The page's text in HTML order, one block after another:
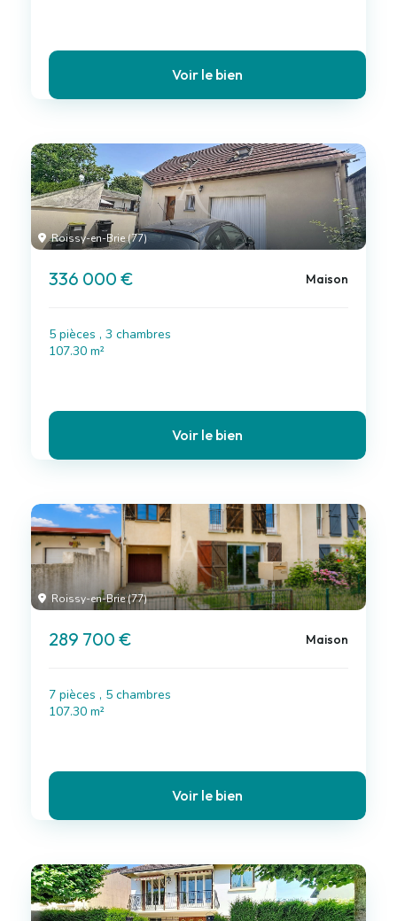
Voir le bien
Roissy-en-Brie (77)
336 000 € Maison
5 pièces , 3 chambres
107.30 m²
Voir le bien
Roissy-en-Brie (77)
289 700 € Maison
7 pièces , 5 chambres
107.30 m²
Voir le bien